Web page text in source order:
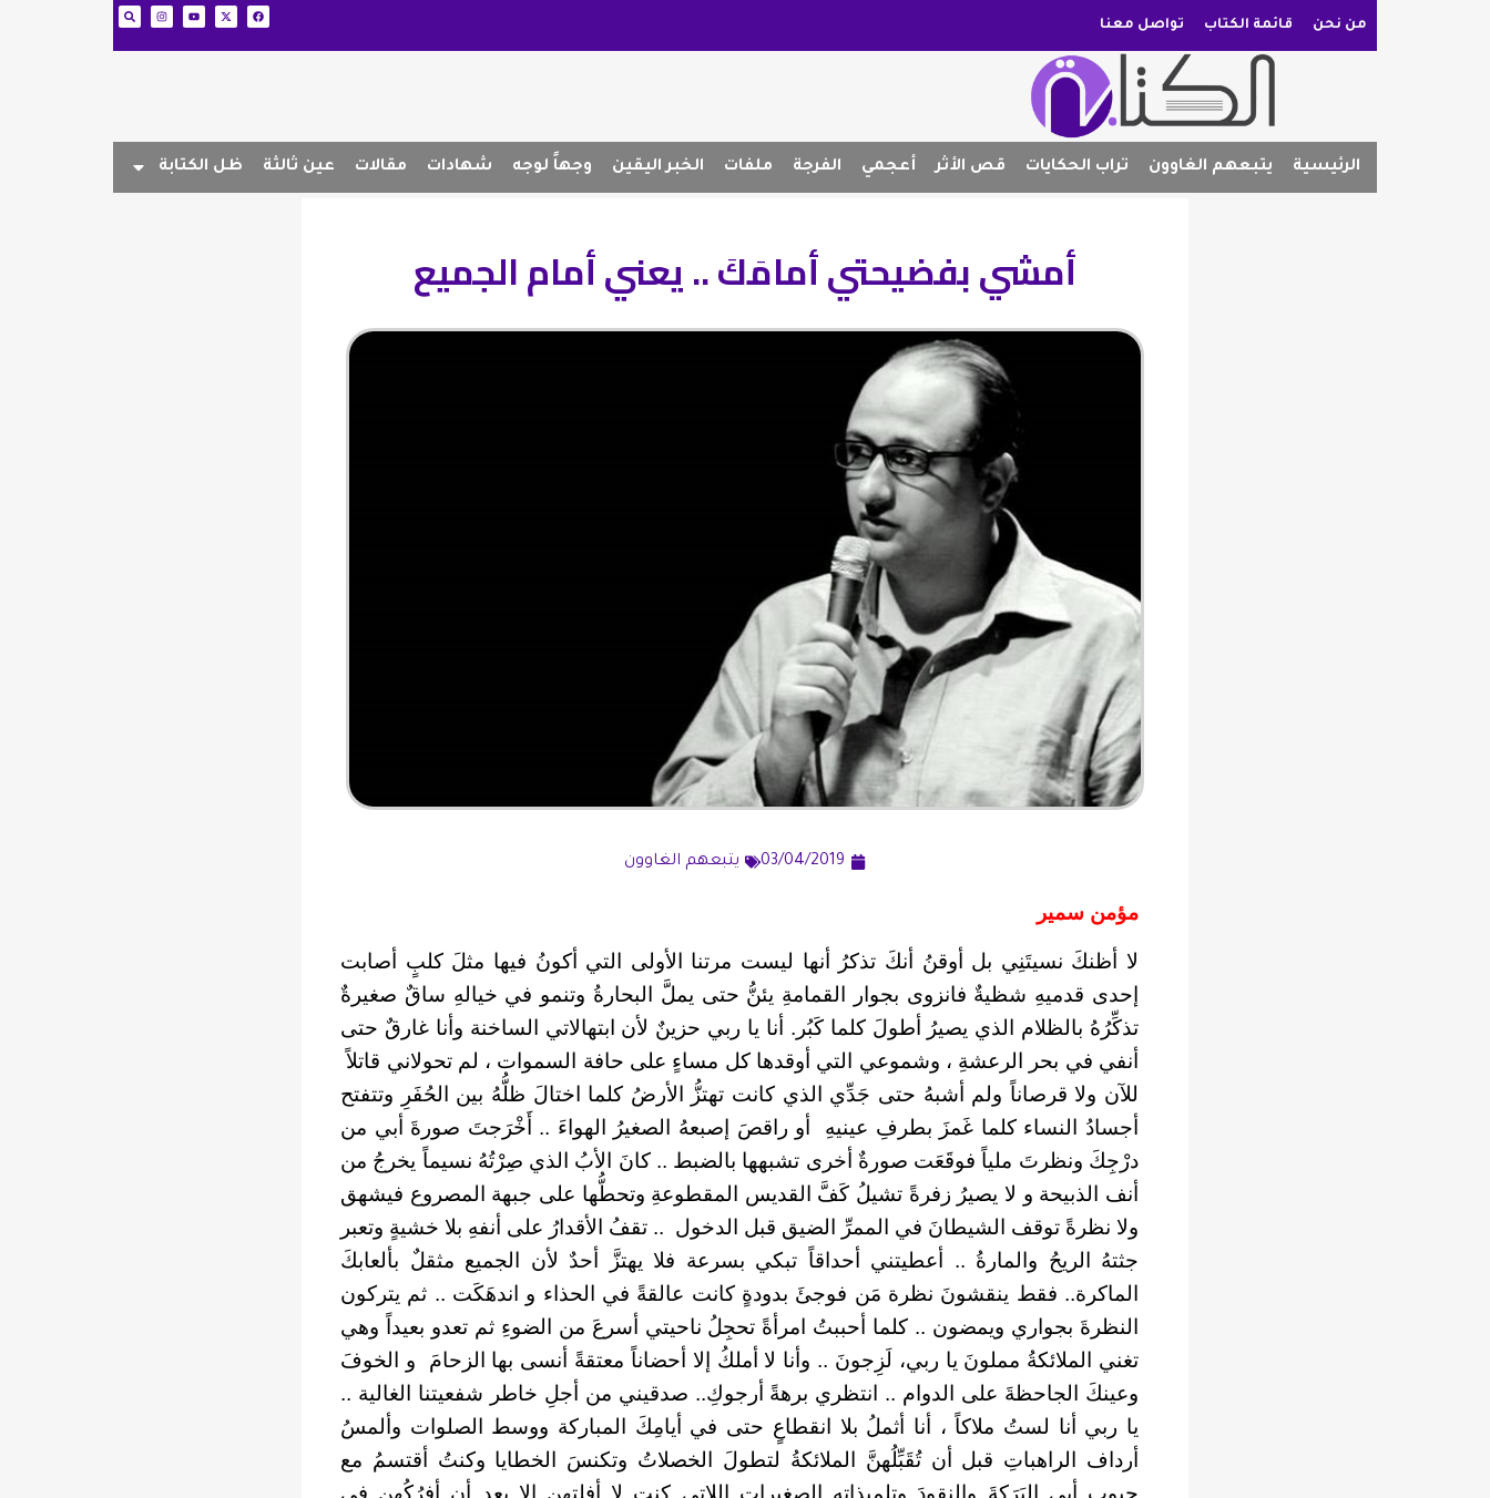
من نحن قائمة الكتاب تواصل معنا
الرئيسية يتبعهم الغاوون تراب الحكايات قص الأثر أعجمي الفرجة ملفات الخبر اليقين وجهاً لوجه شهادات مقالات عين ثالثة ظل الكتابة
أمشي بفضيحتي أمامَكَ .. يعني أمام الجميع
03/04/2019 يتبعهم الغاوون
مؤمن سمير
لا أظنكَ نسيتَنِي بل أوقنُ أنكَ تذكرُ أنها ليست مرتنا الأولى التي أكونُ فيها مثلَ كلبٍ أصابت
إحدى قدميهِ شظيةٌ فانزوى بجوار القمامةِ يئنُّ حتى يملَّ البحارةُ وتنمو في خيالهِ ساقٌ صغيرةٌ
تذكِّرُهُ بالظلام الذي يصيرُ أطولَ كلما كَبُر. أنا يا ربي حزينٌ لأن ابتهالاتي الساخنة وأنا غارقٌ حتى
أنفي في بحر الرعشةِ ، وشموعي التي أوقدها كل مساءٍ على حافة السموات ، لم تحولاني قاتلاً
للآن ولا قرصاناً ولم أشبهُ حتى جَدِّي الذي كانت تهتزُّ الأرضُ كلما اختالَ ظلُّهُ بين الحُفَرِ وتتفتح
أجسادُ النساء كلما غَمزَ بطرفِ عينيهِ أو راقصَ إصبعهُ الصغيرُ الهواءَ .. أَخْرَجتَ صورةَ أبي من
درْجِكَ ونظرتَ ملياً فوقَعَت صورةٌ أخرى تشبهها بالضبط .. كانَ الأبُ الذي صِرْتُهُ نسيماً يخرجُ من
أنف الذبيحة و لا يصيرُ زفرةً تشيلُ كَفَّ القديس المقطوعةِ وتحطُّها على جبهة المصروع فيشهق
ولا نظرةً توقف الشيطانَ في الممرِّ الضيق قبل الدخول .. تقفُ الأقدارُ على أنفهِ بلا خشيةٍ وتعبر
جثتهُ الريحُ والمارةُ .. أعطيتني أحداقاً تبكي بسرعة فلا يهتزَّ أحدٌ لأن الجميع مثقلٌ بألعابكَ
الماكرة.. فقط ينقشونَ نظرة مَن فوجئَ بدودةٍ كانت عالقةً في الحذاء و اندهَكَت .. ثم يتركون
النظرةَ بجواري ويمضون .. كلما أحببتُ امرأةً تحجِلُ ناحيتي أسرعَ من الضوءِ ثم تعدو بعيداً وهي
تغني الملائكةُ مملونَ يا ربي، لَزِجونَ .. وأنا لا أملكُ إلا أحضاناً معتقةً أنسى بها الزحامَ و الخوفَ
وعينكَ الجاحظةَ على الدوام .. انتظري برهةً أرجوكِ.. صدقيني من أجلِ خاطر شفعيتنا الغالية ..
يا ربي أنا لستُ ملاكاً ، أنا أثملُ بلا انقطاعٍ حتى في أيامِكَ المباركة ووسط الصلوات وألمسُ
أرداف الراهباتِ قبل أن تُقَبِّلُهنَّ الملائكةُ لتطولَ الخصلاتُ وتكنسَ الخطايا وكنتُ أقتسمُ مع